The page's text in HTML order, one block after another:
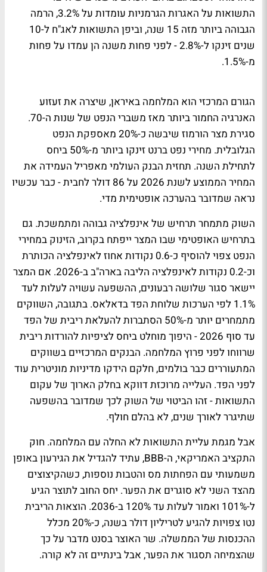
התשואות על האגרות הגרמניות עומדות על 3.2%, הרמה
הגבוהה ביותר מזה 15 שנה, וביפן התשואות לאג"ח ל-10
שנים זינקו ל-2.8% - לפני פחות משנה הן עמדו על פחות
מ-1.5%.
הגורם המרכזי הוא המלחמה באיראן, שיצרה את זעזוע
האנרגיה החמור ביותר מאז משברי הנפט של שנות ה-70.
סגירת מצר הורמוז שיבשה כ-20% מאספקת הנפט
הגלובלית. מחירי נפט ברנט זינקו ביותר מ-50% ביחס
לתחילת השנה. תחזית הבנק העולמי מאפריל העמידה את
המחיר הממוצע לשנת 2026 על 86 דולר לחבית - כבר עכשיו
נראה שמדובר בהערכה אופטימית מדי.
השוק מתמחר תרחיש של אינפלציה גבוהה ומתמשכת. גם
בתרחיש האופטימי שבו המצר ייפתח בקרוב, הזינוק במחירי
הנפט צפוי להוסיף כ-0.6 נקודות אחוז לאינפלציה הכותרת
וכ-0.2 נקודות לאינפלציה הליבה בארה"ב ב-2026. אם המצר
יישאר סגור שלושה רבעונים, ההשפעה עשויה לעלות לעד
1.1% לפי הערכות שלוחת הפד בדאלאס. בתגובה, השווקים
מתמחרים יותר מ-50% הסתברות להעלאת ריבית של הפד
עד סוף 2026 - היפוך מוחלט ביחס לציפיות להורדות ריבית
שרווחו לפני פרוץ המלחמה. הבנקים המרכזיים בשווקים
המתעוררים כבר בולמים, חלקם הידקו מדיניות מוניטרית עוד
לפני הפד. העלייה מרוכזת דווקא בחלק הארוך של עקום
התשואות - זהו הביטוי של השוק לכך שמדובר בהשפעה
שתיגרר לאורך שנים, לא בהלם חולף.
אבל מגמת עליית התשואות לא החלה עם המלחמה. חוק
התקציב האמריקאי, ה-BBB, עתיד להגדיל את הגירעון באופן
משמעותי עם הפחתות מס והטבות נוספות, כשהקיצוצים
מהצד השני לא סוגרים את הפער. יחס החוב לתוצר הגיע
ל-101% ואמור לעלות עד 120% ב-2036. הוצאות הריבית
נטו צפויות להגיע לטריליון דולר בשנה, כ-20% מכלל
ההכנסות של הממשלה. שר האוצר בסנט מדבר על כך
שהצמיחה תסגור את הפער, אבל בינתיים זה לא קורה.